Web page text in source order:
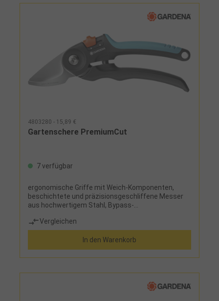
4803280 - 15,89 €
Gartenschere PremiumCut
7 verfügbar
ergonomische Griffe mit Weich-Komponenten,
beschichtete und präzisionsgeschliffene Messer
aus hochwertigem Stahl, Bypass-
Blumen, jungen Trieben und frischem Holz
Vergleichen
In den Warenkorb